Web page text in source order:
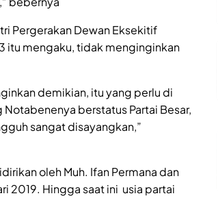
Pergerakan Dewan Eksekitif
itu mengaku, tidak menginginkan
demikian, itu yang perlu di
berstatus Partai Besar,
sangat disayangkan,”
oleh Muh. Ifan Permana dan
2019. Hingga saat ini usia partai